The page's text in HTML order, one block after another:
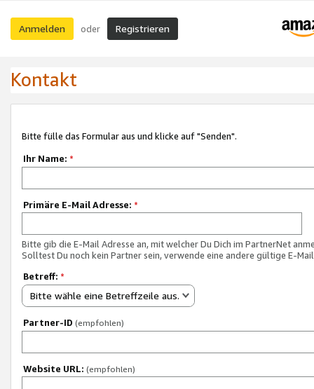
Anmelden oder Registrieren
Kontakt
Bitte fülle das Formular aus und klicke auf "Senden".
Ihr Name: *
Primäre E-Mail Adresse: *
Bitte gib die E-Mail Adresse an, mit welcher Du Dich im PartnerNet
Solltest Du noch kein Partner sein, verwende eine andere gültige E-
Betreff: *
Bitte wähle eine Betreffzeile aus.
Partner-ID (empfohlen)
Website URL: (empfohlen)